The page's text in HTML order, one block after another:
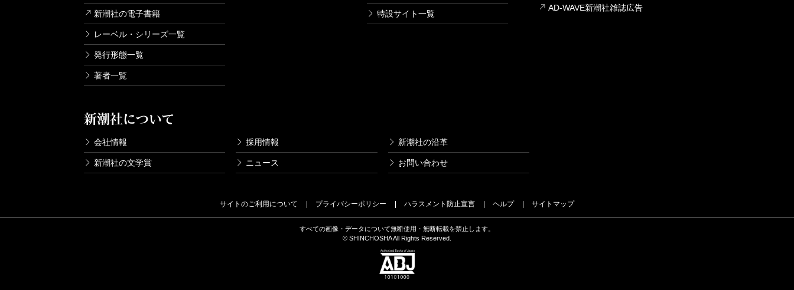
新潮社の電子書籍
レーベル・シリーズ一覧
発行形態一覧
著者一覧
特設サイト一覧
新潮社について
会社情報 採用情報 新潮社の沿革
新潮社の文学賞 ニュース お問い合わせ
AD-WAVE新潮社雑誌広告
サイトのご利用について プライバシーポリシー ハラスメント防止宣言 ヘルプ サイトマップ
すべての画像・データについて無断使用・無断転載を禁止します。
© SHINCHOSHA All Rights Reserved.